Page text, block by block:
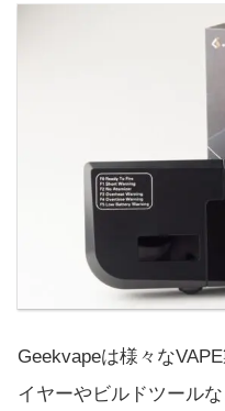
Geekvapeは様々な
イヤーやビルドツール